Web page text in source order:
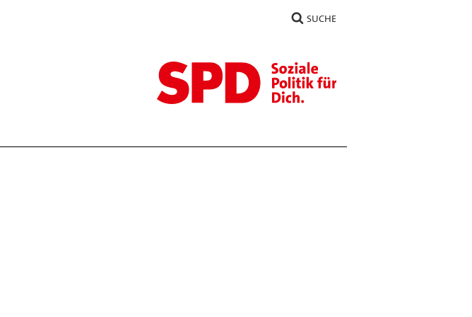
SUCHE